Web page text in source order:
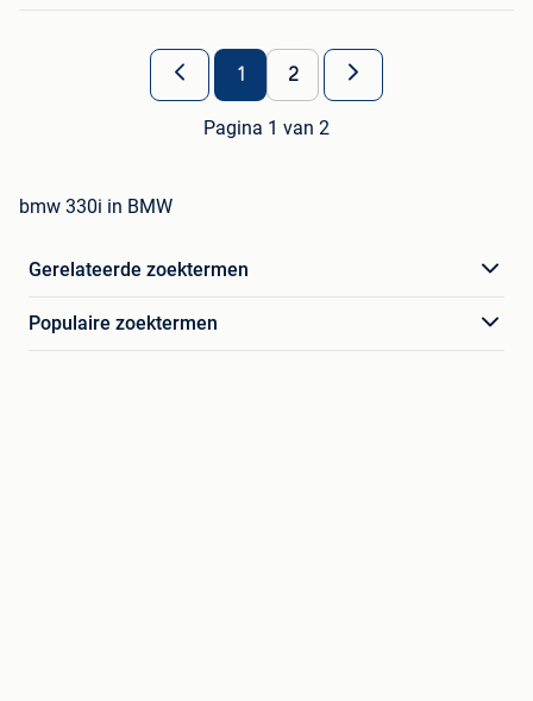
1 2
Pagina 1 van 2
bmw 330i in BMW
Gerelateerde zoektermen
Populaire zoektermen